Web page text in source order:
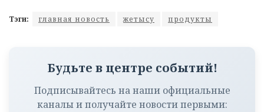
Тэги: главная новость жетысу продукты
Будьте в центре событий!
Подписывайтесь на наши официальные
каналы и получайте новости первыми: